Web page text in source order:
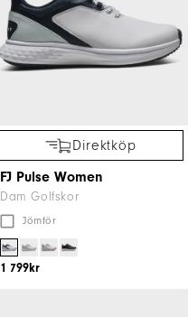
Direktköp
FJ Pulse Women
Dam Golfskor
Jömför
1 799kr